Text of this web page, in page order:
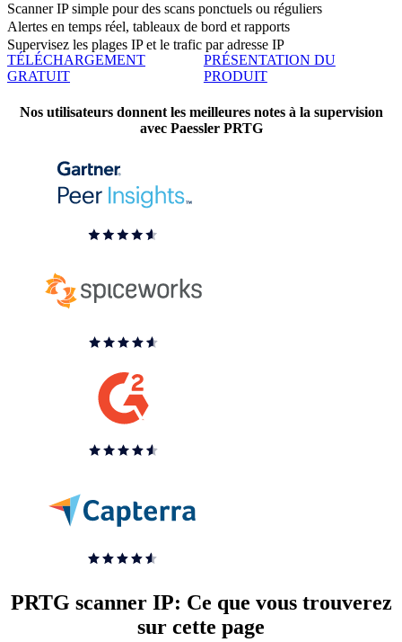
Scanner IP simple pour des scans ponctuels ou réguliers
Alertes en temps réel, tableaux de bord et rapports
Supervisez les plages IP et le trafic par adresse IP
TÉLÉCHARGEMENT
GRATUIT
PRÉSENTATION DU
PRODUIT
Nos utilisateurs donnent les meilleures notes à la supervision
avec Paessler PRTG
PRTG scanner IP: Ce que vous trouverez
sur cette page